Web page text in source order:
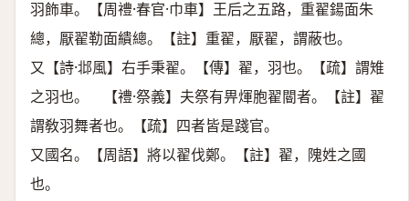
羽飾車。【周禮·春官·巾車】王后之五路，重翟鍚面朱
總，厭翟勒面繢總。【註】重翟，厭翟，謂蔽也。
又【詩·邶風】右手秉翟。【傳】翟，羽也。【疏】謂雉
之羽也。 【禮·祭義】夫祭有畀煇胞翟閽者。【註】翟
謂敎羽舞者也。【疏】四者皆是踐官。
又國名。【周語】將以翟伐鄭。【註】翟，隗姓之國
也。